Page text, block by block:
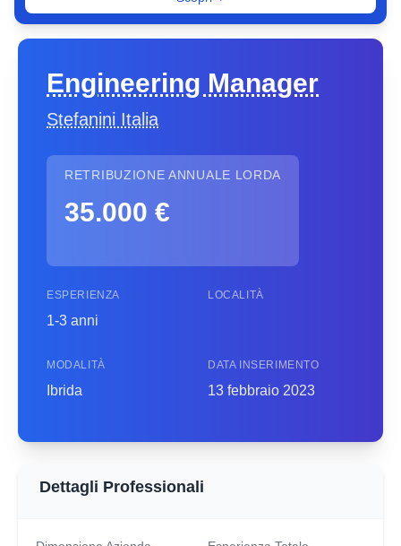
Engineering Manager
Stefanini Italia
RETRIBUZIONE ANNUALE LORDA
35.000 €
ESPERIENZA
1-3 anni
LOCALITÀ
MODALITÀ
Ibrida
DATA INSERIMENTO
13 febbraio 2023
Dettagli Professionali